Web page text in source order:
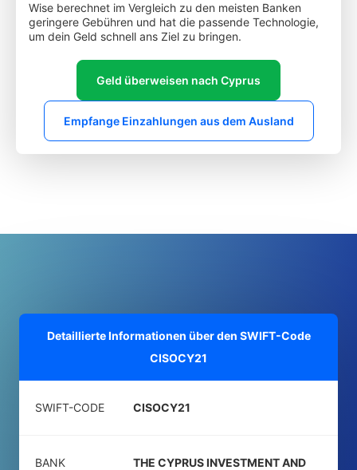
Wise berechnet im Vergleich zu den meisten Banken
geringere Gebühren und hat die passende Technologie,
um dein Geld schnell ans Ziel zu bringen.
Geld überweisen nach Cyprus
Empfange Einzahlungen aus dem Ausland
Detaillierte Informationen über den SWIFT-Code
CISOCY21
SWIFT-CODE CISOCY21
BANK
THE CYPRUS INVESTMENT AND